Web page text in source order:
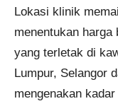
Lokasi klinik
menentukan
yang terletak di
Lumpur, Selangor
mengenakan